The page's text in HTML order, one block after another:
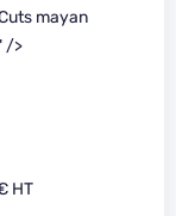
mayan
/>
HT